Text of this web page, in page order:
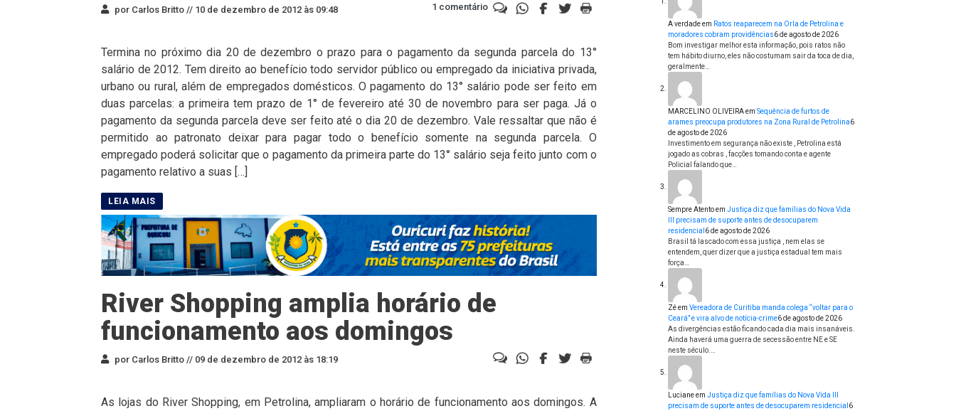
por Carlos Britto // 10 de dezembro de 2012 às 09:48 1 comentário
Termina no próximo dia 20 de dezembro o prazo para o pagamento da segunda parcela do 13°
salário de 2012. Tem direito ao benefício todo servidor público ou empregado da iniciativa privada,
urbano ou rural, além de empregados domésticos. O pagamento do 13° salário pode ser feito em
duas parcelas: a primeira tem prazo de 1° de fevereiro até 30 de novembro para ser paga. Já o
pagamento da segunda parcela deve ser feito até o dia 20 de dezembro. Vale ressaltar que não é
permitido ao patronato deixar para pagar todo o benefício somente na segunda parcela. O
empregado poderá solicitar que o pagamento da primeira parte do 13° salário seja feito junto com o
pagamento relativo a suas […]
River Shopping amplia horário de
funcionamento aos domingos
por Carlos Britto // 09 de dezembro de 2012 às 18:19
As lojas do River Shopping, em Petrolina, ampliaram o horário de funcionamento aos domingos. A
A verdadeem Ratos reaparecem na Orla de Petrolina e
moradores cobram providências6 de agosto de 2026
Bom investigar melhor esta informação, pois ratos não
tem hábito diurno, eles não costumam sair da toca de dia,
geralmente…
MARCELINO OLIVEIRAem Sequência de furtos de
arames preocupa produtores na Zona Rural de Petrolina6
de agosto de 2026
Investimento em segurança não existe , Petrolina está
jogado as cobras , facções tomando conta e agente
Policial falando que…
Sempre Atentoem Justiça diz que famílias do Nova Vida
III precisam de suporte antes de desocuparem
residencial 6 de agosto de 2026
Brasil tá lascado com essa justiça , nem elas se
entendem, quer dizer que a justiça estadual tem mais
força…
Zéem Vereadora de Curitiba manda colega “voltar para o
Ceará” e vira alvo de notícia-crime6 de agosto de 2026
As divergências estão ficando cada dia mais insanáveis.
Ainda haverá uma guerra de secessão entre NE e SE
neste século.…
Lucianeem Justiça diz que famílias do Nova Vida III
precisam de suporte antes de desocuparem residencial 6